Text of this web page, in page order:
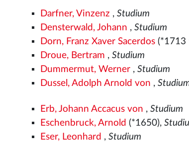
Darfner, Vinzenz ,Studium
Densterwald, Johann ,Studium
Dorn, Franz Xaver Sacerdos (*1713
Droue, Bertram ,Studium
Dummermut, Werner ,Studium
Dussel, Adolph Arnold von ,
Erb, Johann Accacus von ,Studium
Eschenbruck, Arnold (*1650),
Eser, Leonhard ,Studium